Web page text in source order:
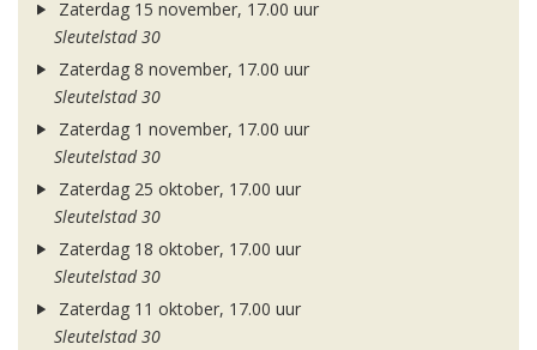
Zaterdag 15 november, 17.00 uur
Sleutelstad 30
Zaterdag 8 november, 17.00 uur
Sleutelstad 30
Zaterdag 1 november, 17.00 uur
Sleutelstad 30
Zaterdag 25 oktober, 17.00 uur
Sleutelstad 30
Zaterdag 18 oktober, 17.00 uur
Sleutelstad 30
Zaterdag 11 oktober, 17.00 uur
Sleutelstad 30